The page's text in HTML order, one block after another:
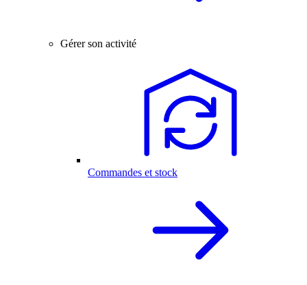
Gérer son activité
Commandes et stock